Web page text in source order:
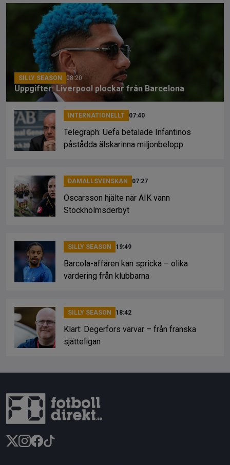
b
o
o
k
s
SILLY SEASON 08:20
Uppgifter: Liverpool plockar från Barcelona
INTERNATIONELLT 07:40
Telegraph: Uefa betalade Infantinos
påstådda älskarinna miljonbelopp
DAMALLSVENSKAN 07:27
Oscarsson hjälte när AIK vann
Stockholmsderbyt
SILLY SEASON 19:49
Barcola-affären kan spricka – olika
värdering från klubbarna
SILLY SEASON 18:42
Klart: Degerfors värvar – från franska
sjätteligan